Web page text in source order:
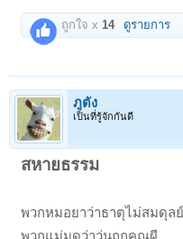
ถูกใจ x14 ดูรายการ
ภูตัง
เป็นที่รู้จักกันดี
สหายธรรม
พวกหมอยาว่าธาตุไม่สมดุลย์
พวกแม่มดว่าวุ่นถูกคุณผี